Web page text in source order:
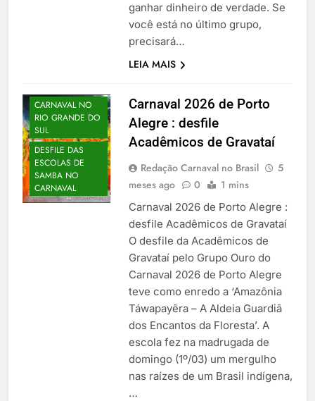
ganhar dinheiro de verdade. Se
você está no último grupo,
precisará…
LEIA MAIS
CARNAVAL NO
RIO GRANDE DO
SUL
DESFILE DAS
ESCOLAS DE
SAMBA NO
CARNAVAL
Carnaval 2026 de Porto
Alegre : desfile
Acadêmicos de Gravataí
Redação Carnaval no Brasil
5
meses ago
0 1 mins
Carnaval 2026 de Porto Alegre :
desfile Acadêmicos de Gravataí
O desfile da Acadêmicos de
Gravataí pelo Grupo Ouro do
Carnaval 2026 de Porto Alegre
teve como enredo a ‘Amazônia
Táwapayêra – A Aldeia Guardiã
dos Encantos da Floresta’. A
escola fez na madrugada de
domingo (1º/03) um mergulho
nas raízes de um Brasil indígena,
…